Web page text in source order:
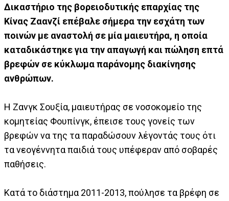
Δικαστήριο της βορειοδυτικής επαρχίας της
Κίνας Ζαανζί επέβαλε σήμερα την εσχάτη των
ποινών με αναστολή σε μία μαιευτήρα, η οποία
καταδικάστηκε για την απαγωγή και πώληση επτά
βρεφών σε κύκλωμα παράνομης διακίνησης
ανθρώπων.
Η Ζανγκ Σουξία, μαιευτήρας σε νοσοκομείο της
κομητείας Φουπίνγκ, έπεισε τους γονείς των
βρεφών να της τα παραδώσουν λέγοντάς τους ότι
τα νεογέννητα παιδιά τους υπέφεραν από σοβαρές
παθήσεις.
Κατά το διάστημα 2011-2013, πούλησε τα βρέφη σε